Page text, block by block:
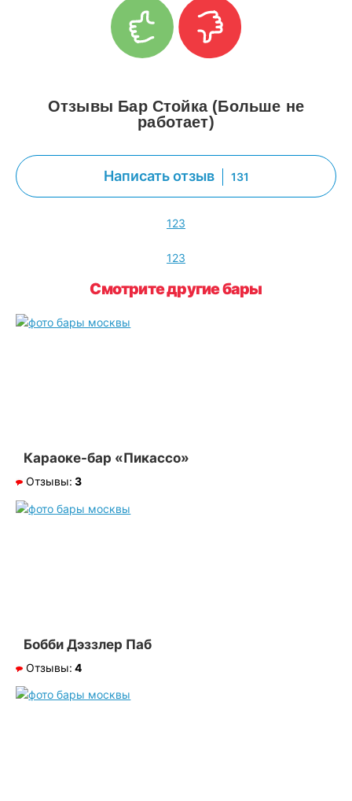
Отзывы Бар Стойка (Больше не
работает)
Написать отзыв 131
123
123
Смотрите другие бары
Караоке-бар «Пикассо»
Отзывы: 3
Бобби Дэззлер Паб
Отзывы: 4